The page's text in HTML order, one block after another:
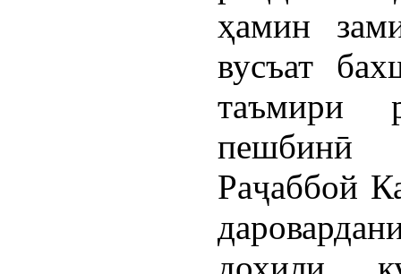
ҳамин
вусъат
таъмири
пешбинӣ
Раҷаббой